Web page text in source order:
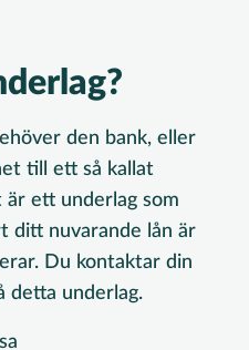
den bank, eller
till ett så kallat
ett underlag som
ditt nuvarande lån är
Du kontaktar din
detta underlag.